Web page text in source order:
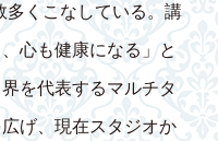
多くこなしている。講
心も健康になる」と
を代表するマルチタ
げ、現在スタジオか